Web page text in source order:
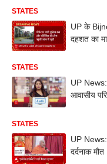
STATES
UP के
दहशत का
STATES
UP News:
आवासीय
STATES
UP
दर्दनाक मौत